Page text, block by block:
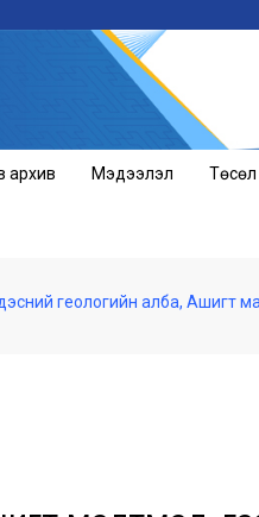
архив Мэдээлэл Төсөл
геологийн алба, Ашигт